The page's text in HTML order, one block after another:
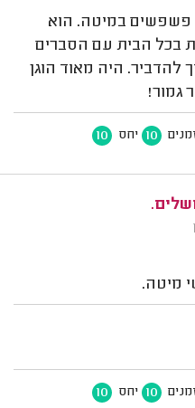
פשפשים במיטה. הוא
בכל הבית עם הסברים
להדביר. היה מאוד הוגן
גמור!
10 יחס 10
מיטה.
10 יחס 10